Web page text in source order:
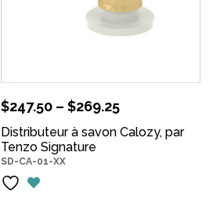
$247.50 – $269.25
Distributeur à savon Calozy, par
Tenzo Signature
SD-CA-01-XX